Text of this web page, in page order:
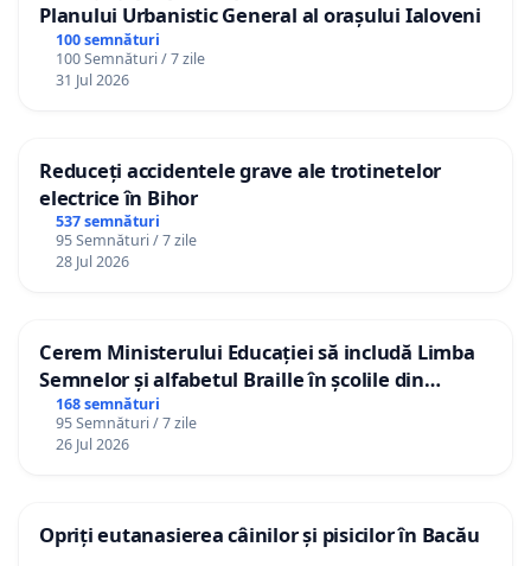
Planului Urbanistic General al orașului Ialoveni
100 semnături
100 Semnături / 7 zile
31 Jul 2026
Reduceți accidentele grave ale trotinetelor
electrice în Bihor
537 semnături
95 Semnături / 7 zile
28 Jul 2026
Cerem Ministerului Educației să includă Limba
Semnelor și alfabetul Braille în școlile din
Republica Moldova!
168 semnături
95 Semnături / 7 zile
26 Jul 2026
Opriți eutanasierea câinilor și pisicilor în Bacău